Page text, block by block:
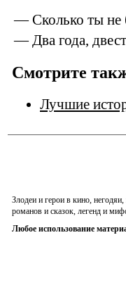
— Сколько ты не
— Два года,
Смотрите
Лучшие
Злодеи и герои в кино,
романов и сказок, легенд и
Любое использование